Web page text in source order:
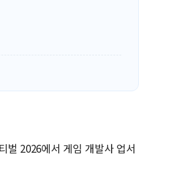
日, 4~6월 105조원 환시 개
오렌지플래닛 창업재단, 스
경찰, '300억대 사기 혐의'
벌 2026에서 게임 개발사 업서